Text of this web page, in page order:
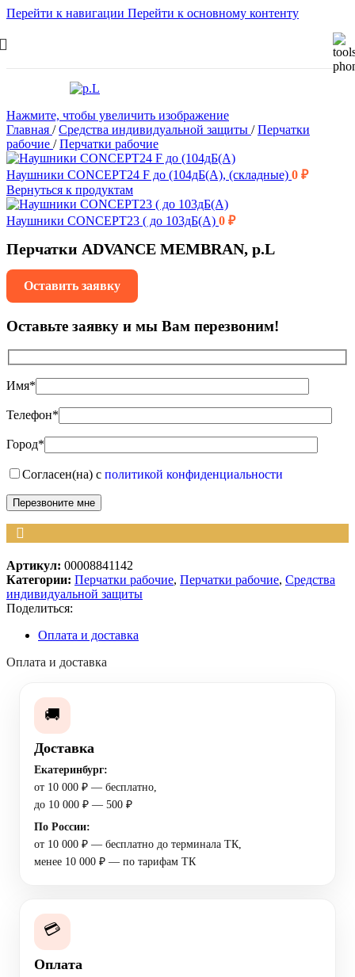
Перейти к навигации Перейти к основному контенту
Нажмите, чтобы увеличить изображение
Главная / Средства индивидуальной защиты / Перчатки
рабочие / Перчатки рабочие
Наушники CONCEPT24 F до (104дБ(A), (складные) 0 ₽
Вернуться к продуктам
Наушники CONCEPT23 ( до 103дБ(A) 0 ₽
Перчатки ADVANCE MEMBRAN, р.L
Оставить заявку
Оставьте заявку и мы Вам перезвоним!
Имя*
Телефон*
Город*
Согласен(на) с политикой конфиденциальности
Артикул: 00008841142
Категории: Перчатки рабочие, Перчатки рабочие, Средства
индивидуальной защиты
Поделиться:
Оплата и доставка
Оплата и доставка
🚚
Доставка
Екатеринбург:
от 10 000 ₽ — бесплатно,
до 10 000 ₽ — 500 ₽
По России:
от 10 000 ₽ — бесплатно до терминала ТК,
менее 10 000 ₽ — по тарифам ТК
💳
Оплата